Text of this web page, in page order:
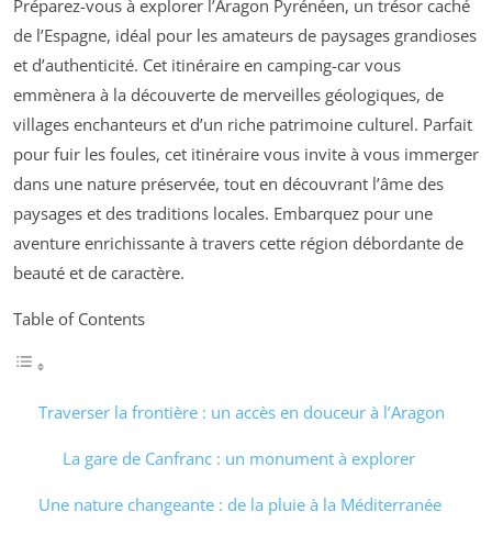
Préparez-vous à explorer l’Aragon Pyrénéen, un trésor caché
de l’Espagne, idéal pour les amateurs de paysages grandioses
et d’authenticité. Cet itinéraire en camping-car vous
emmènera à la découverte de merveilles géologiques, de
villages enchanteurs et d’un riche patrimoine culturel. Parfait
pour fuir les foules, cet itinéraire vous invite à vous immerger
dans une nature préservée, tout en découvrant l’âme des
paysages et des traditions locales. Embarquez pour une
aventure enrichissante à travers cette région débordante de
beauté et de caractère.
Table of Contents
Traverser la frontière : un accès en douceur à l’Aragon
La gare de Canfranc : un monument à explorer
Une nature changeante : de la pluie à la Méditerranée